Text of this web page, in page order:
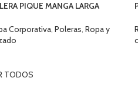
PIQUE MANGA LARGA
Corporativa, Poleras, Ropa y
TODOS